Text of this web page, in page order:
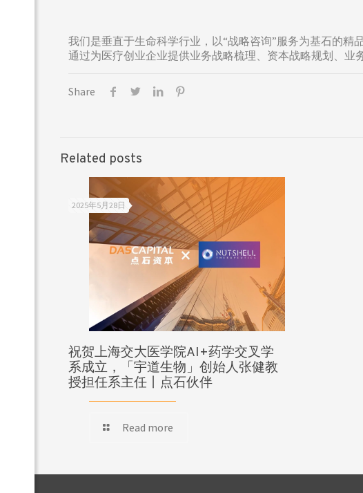
我们是垂直于生命科学行业，以“战略咨询”服务为基石的精
通过为医疗创业企业提供业务战略梳理、资本战略规划、业
Share
Related posts
2025年5月28日
祝贺上海交大医学院AI+药学交叉学
系成立，「宇道生物」创始人张健教
授担任系主任丨点石伙伴
Read more